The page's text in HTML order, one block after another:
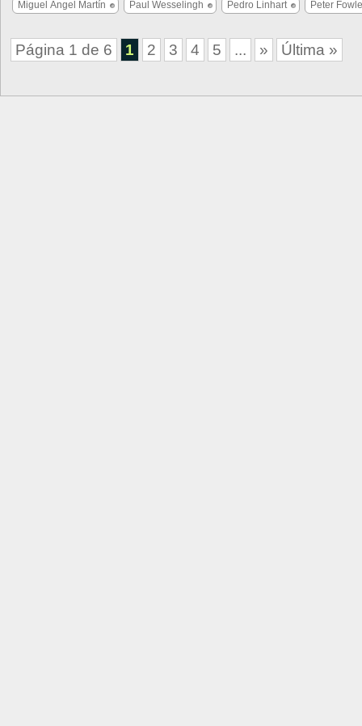
Miguel Ángel Martín Paul Wesselingh Pedro Linhart Peter
Página 1 de 6 1 2 3 4 5 ... » Última »